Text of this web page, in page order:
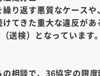
り返す悪質なケースや
けてきた重大な違反が
送検）となっています。
相談で、36協定の限